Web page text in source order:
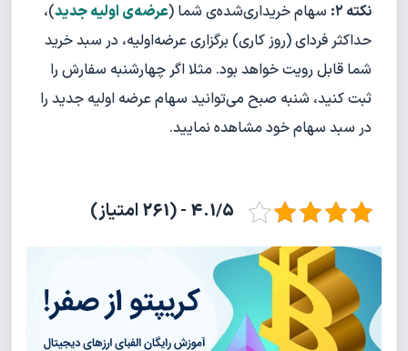
نکته ۲:
سهام خریداری‌شده‌ی شما (عرضه‌ی اولیه جدید)،
حداکثر فردای (روز کاری) برگزاری عرضه‌اولیه، در سبد خرید
شما قابل رویت خواهد بود. مثلا اگر چهارشنبه سفارش را
ثبت کنید، شنبه صبح می‌توانید سهام عرضه اولیه جدید را
در سبد سهام خود مشاهده نمایید.
4.1/5 - (261 امتیاز)